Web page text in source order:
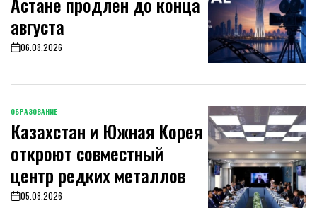
августа
on06.08.2026
POSTED
IN
ОБРАЗОВАНИЕ
Казахстан и Южная Корея
откроют совместный
центр редких металлов
on05.08.2026